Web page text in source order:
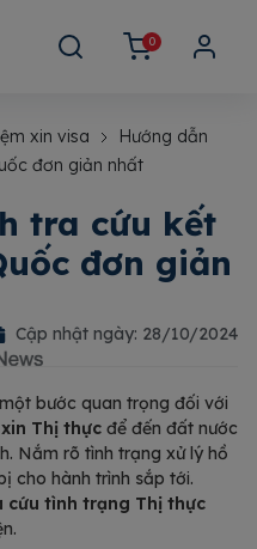
0
xin visa
Hướng dẫn
đơn giản nhất
tra cứu kết
đơn giản
Cập nhật ngày: 28/10/2024
bước quan trọng đối với
Thị thực để đến đất nước
Nắm rõ tình trạng xử lý hồ
cho hành trình sắp tới.
cứu tình trạng Thị thực